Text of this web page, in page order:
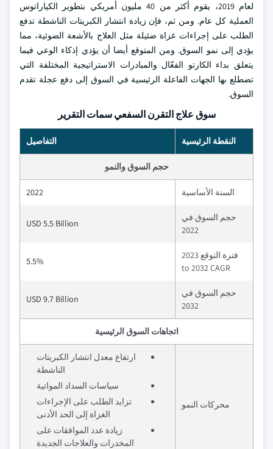
لعام 2019، يقوم أكثر من 40 مليون أمريكي بتطوير الكياراتوس
العملية كل عام. ومن ثم، فإن زيادة انتشار الكبريتات الناشطة تدفع
الطلب على إجراءات غزاة ضئيلة مثل العلاج بالأشعة الضوئية، مما
يؤدي إلى نمو السوق. ومن المتوقع أيضا أن يؤدي إذكاء الوعي فيما
يتعلق بداء الكارتو الفعّال والمبادرات الاستراتيجية المختلفة التي
تضطلع بها الجهات الفاعلة الرئيسية في السوق إلى دفع عجلة تقدم
السوق.
سوق علاج التقرن السفعي سمات التقرير
النقطة الرئيسية التفاصيل
حجم السوق والنمو
السنة الأساسية 2022
حجم السوق في
2022
USD 5.5 Billion
فترة التوقع 2023
to 2032 CAGR
5.5%
حجم السوق في
2032
USD 9.7 Billion
اتجاهات السوق الرئيسية
محركات النمو
ارتفاع معدل انتشار الكبريتات
الناشطة
سياسات السداد المواتية
تزايد الطلب على الإجراءات
الغزاة إلى الحد الأدنى
زيادة عدد الموافقات على
المخدرات والعلاجات الجديدة